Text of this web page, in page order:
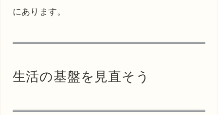
にあります。
生活の基盤を見直そう